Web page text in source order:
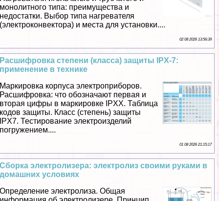
монолитного типа: преимущества и
недостатки. Выбор типа нагревателя
(электроконвектора) и места для установки....
02 08 2026 13:56:39
Расшифровка степени (класса) защиты IPX-7:
применение в технике
Маркировка корпуса электроприборов.
Расшифровка: что обозначают первая и
вторая цифры в маркировке IPXX. Таблица
кодов защиты. Класс (степень) защиты
IPX7. Тестирование электроизделий
погружением....
01 08 2026 21:15:17
Сборка электролизера: электролиз своими руками в
домашних условиях
Определение электролиза. Общая